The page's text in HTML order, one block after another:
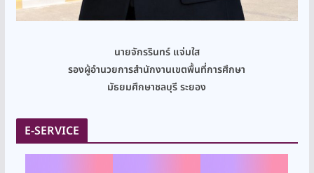
นายจักรรินทร์ แจ่มใส
รองผู้อำนวยการสำนักงานเขตพื้นที่การศึกษา
มัธยมศึกษาชลบุรี ระยอง
E-SERVICE